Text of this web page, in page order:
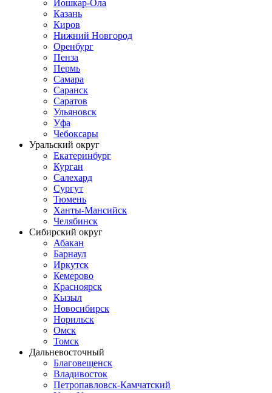
Йошкар-Ола
Казань
Киров
Нижний Новгород
Оренбург
Пенза
Пермь
Самара
Саранск
Саратов
Ульяновск
Уфа
Чебоксары
Уральский округ
Екатеринбург
Курган
Салехард
Сургут
Тюмень
Ханты-Мансийск
Челябинск
Сибирский округ
Абакан
Барнаул
Иркутск
Кемерово
Красноярск
Кызыл
Новосибирск
Норильск
Омск
Томск
Дальневосточный
Благовещенск
Владивосток
Петропавловск-Камчатский